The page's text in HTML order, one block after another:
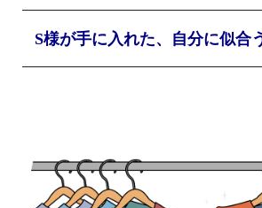
S様が手に入れた、自分に似合